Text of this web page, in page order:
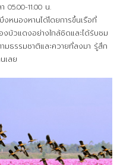
05.00-11.00 น.
หนองหานได้โดยการขึ้นเรือที่
งบัวแดงอย่างใกล้ชิดและได้รับชม
มธรรมชาติและควายที่ลงมา รู้สึก
เลย